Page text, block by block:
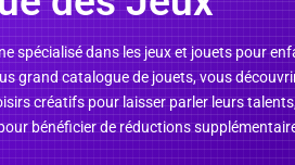
spécialisé dans les jeux et jouets pour
grand catalogue de jouets, vous
créatifs pour laisser parler leurs
bénéficier de réductions